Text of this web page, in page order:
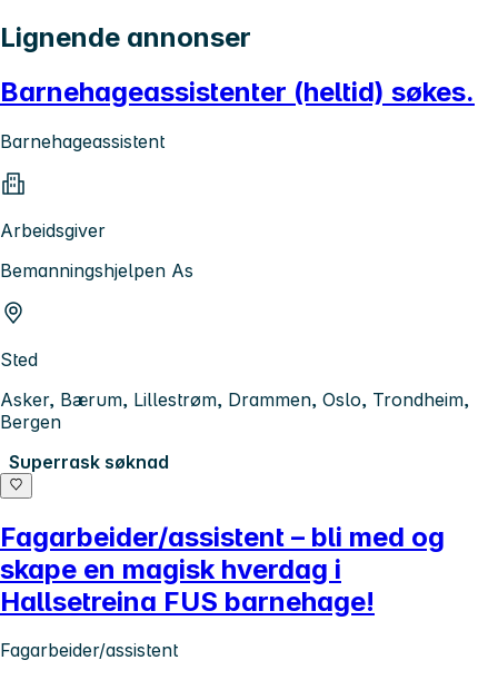
Lignende annonser
Barnehageassistenter (heltid) søkes.
Barnehageassistent
Arbeidsgiver
Bemanningshjelpen As
Sted
Asker, Bærum, Lillestrøm, Drammen, Oslo, Trondheim,
Bergen
Superrask søknad
Fagarbeider/assistent – bli med og
skape en magisk hverdag i
Hallsetreina FUS barnehage!
Fagarbeider/assistent